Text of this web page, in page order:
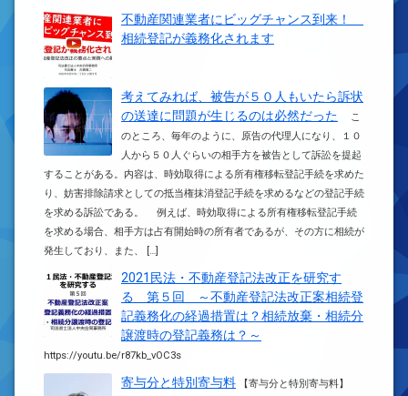
不動産関連業者にビッグチャンス到来！
相続登記が義務化されます
考えてみれば、被告が５０人もいたら訴状
の送達に問題が生じるのは必然だった
こ
のところ、毎年のように、原告の代理人になり、１０
人から５０人ぐらいの相手方を被告として訴訟を提起
することがある。内容は、時効取得による所有権移転登記手続を求めた
り、妨害排除請求としての抵当権抹消登記手続を求めるなどの登記手続
を求める訴訟である。 例えば、時効取得による所有権移転登記手続
を求める場合、相手方は占有開始時の所有者であるが、その方に相続が
発生しており、また、 […]
2021民法・不動産登記法改正を研究す
る 第５回 ～不動産登記法改正案相続登
記義務化の経過措置は？相続放棄・相続分
譲渡時の登記義務は？～
https://youtu.be/r87kb_vOC3s
寄与分と特別寄与料
【寄与分と特別寄与料】